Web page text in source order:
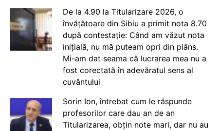
De la 4.90 la Titularizare 2026, o
învățătoare din Sibiu a primit nota 8.70
după contestație: Când am văzut nota
inițială, nu mă puteam opri din plâns.
Mi-am dat seama că lucrarea mea nu a
fost corectată în adevăratul sens al
cuvântului
Sorin Ion, întrebat cum le răspunde
profesorilor care dau an de an
Titularizarea, obțin note mari, dar nu au